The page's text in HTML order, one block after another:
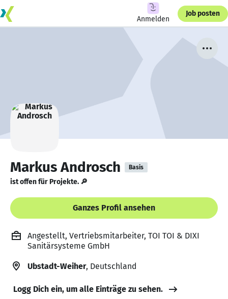
Anmelden
Job posten
Markus Androsch Basis
ist offen für Projekte. 🔎
Ganzes Profil ansehen
Angestellt, Vertriebsmitarbeiter, TOI TOI & DIXI
Sanitärsysteme GmbH
Ubstadt-Weiher, Deutschland
Logg Dich ein, um alle Einträge zu sehen.